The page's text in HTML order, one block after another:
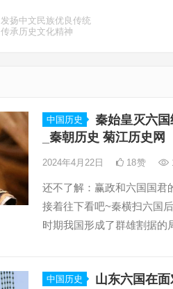
发扬中文民族优良传统
传承历史文化精神
中国历史
秦始皇灭六
_秦朝历史 菊江历史网
2024年4月22日 18赞
还不了解：赢政和六国国君
接着往下看吧~秦横扫六国
时期我国形成了群雄割据的
中国历史
山东六国在